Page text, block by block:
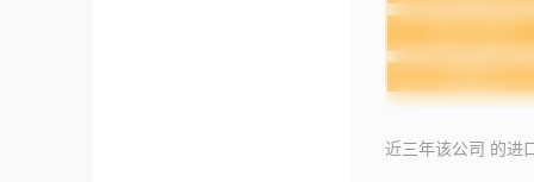
近三年该公司 的进